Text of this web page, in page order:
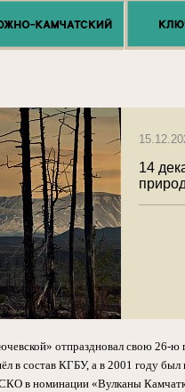
14
отпраздновал свою 26-ю
в состав КГБУ, а в 2001 году
в номинации «Вулканы